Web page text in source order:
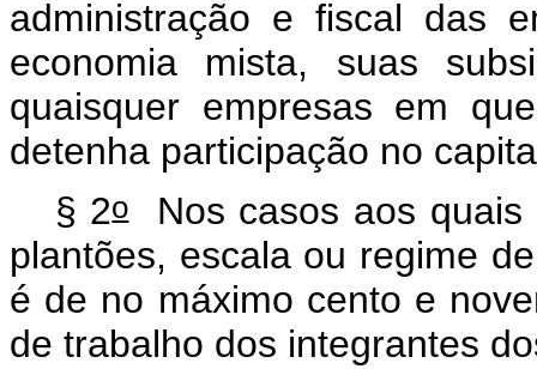
administração e fiscal das
economia mista, suas
quaisquer empresas em
detenha participação no
§ 2oNos casos aos quais
plantões, escala ou regime
é de no máximo cento e
de trabalho dos integrantes